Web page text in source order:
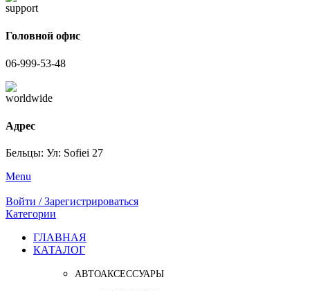
Головной офис
06-999-53-48
Адрес
Бельцы: Ул: Sofiei 27
Menu
Войти / Зарегистрироваться
Категории
ГЛАВНАЯ
КАТАЛОГ
АВТОАКСЕССУАРЫ